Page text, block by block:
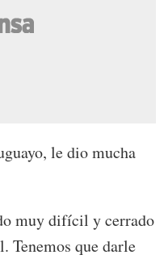
le dio mucha
muy difícil y cerrado
Tenemos que darle